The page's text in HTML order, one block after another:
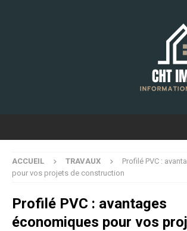
ACCUEIL TRAVAUX
Profilé PVC :
pour vos projets de construction
Profilé PVC : avantages
économiques pour vos